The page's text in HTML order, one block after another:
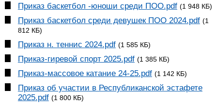
Приказ баскетбол -юноши среди ПОО.pdf (1 948 КБ)
Приказ баскетбол среди девушек ПОО 2024.pdf (1
812 КБ)
Приказ н. теннис 2024.pdf (1 585 КБ)
Приказ-гиревой спорт 2025.pdf (1 385 КБ)
Приказ-массовое катание 24-25.pdf (1 142 КБ)
Приказ об участии в Республиканской эстафете
2025.pdf (1 800 КБ)